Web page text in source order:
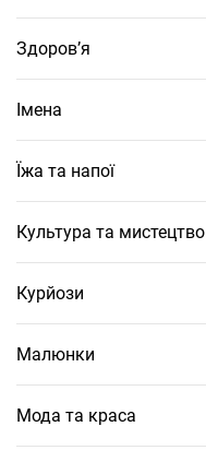
Здоров’я
Імена
Їжа та напої
Культура та мистецтво
Курйози
Малюнки
Мода та краса